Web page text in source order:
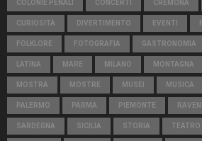
COLONIE PENALI CONCERTI CREMONA
CURIOSITÀ DIVERTIMENTO EVENTI
FOLKLORE FOTOGRAFIA GASTRONOMIA
LATINA MARE MILANO MONTAGNA
MOSTRA MOSTRE MUSEI MUSICA
PALERMO PARMA PIEMONTE
SARDEGNA SICILIA STORIA TEATRO